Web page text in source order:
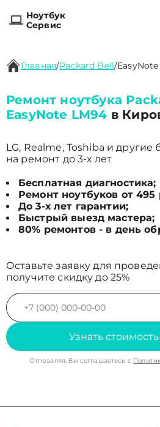
Ноутбук
Сервис
Главная/Packard Bell/
Ремонт ноутбука
EasyNote LM94 в
LG, Realme, Toshiba и
на ремонт до 3-х лет
Бесплатная диагностика;
Ремонт ноутбуков от 495
До 3-х лет гарантии;
Быстрый выезд мастера;
80% ремонтов - в день
Оставьте заявку для
получите скидку до 25%
Узнать
Отправляя, Вы соглашаетесь с